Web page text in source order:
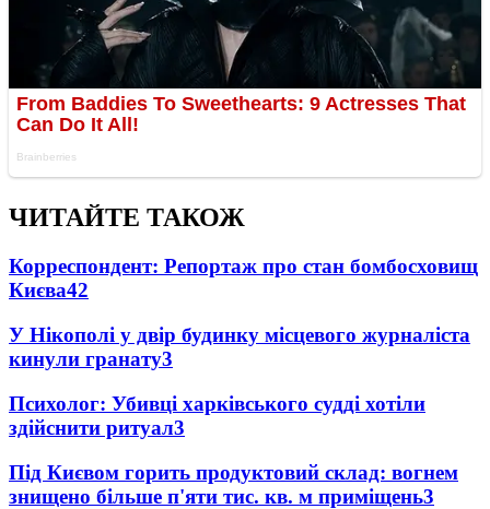
ЧИТАЙТЕ ТАКОЖ
Корреспондент: Репортаж про стан бомбосховищ
Києва42
У Нікополі у двір будинку місцевого журналіста
кинули гранату3
Психолог: Убивці харківського судді хотіли
здійснити ритуал3
Під Києвом горить продуктовий склад: вогнем
знищено більше п'яти тис. кв. м приміщень3